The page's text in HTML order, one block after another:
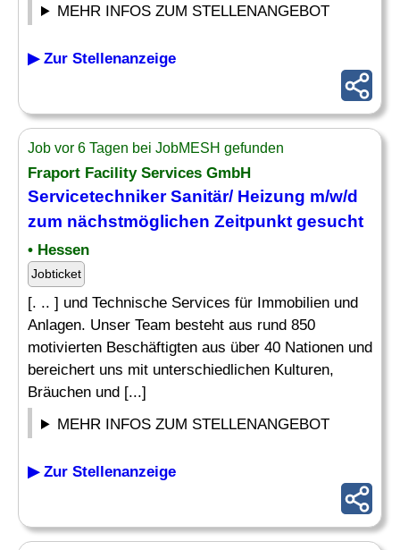
MEHR INFOS ZUM STELLENANGEBOT
▶ Zur Stellenanzeige
Job vor 6 Tagen bei JobMESH gefunden
Fraport Facility Services GmbH
Servicetechniker Sanitär/ Heizung m/w/d
zum nächstmöglichen Zeitpunkt gesucht
• Hessen
Jobticket
[. .. ] und Technische Services für Immobilien und
Anlagen. Unser Team besteht aus rund 850
motivierten Beschäftigten aus über 40 Nationen und
bereichert uns mit unterschiedlichen Kulturen,
Bräuchen und [...]
MEHR INFOS ZUM STELLENANGEBOT
▶ Zur Stellenanzeige